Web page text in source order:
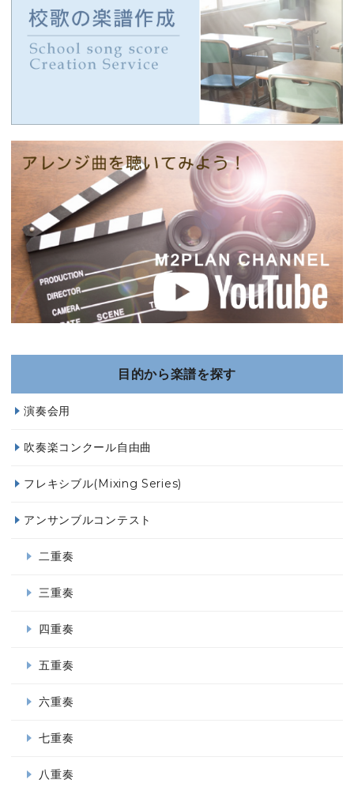
目的から楽譜を探す
演奏会用
吹奏楽コンクール自由曲
フレキシブル(Mixing Series)
アンサンブルコンテスト
二重奏
三重奏
四重奏
五重奏
六重奏
七重奏
八重奏